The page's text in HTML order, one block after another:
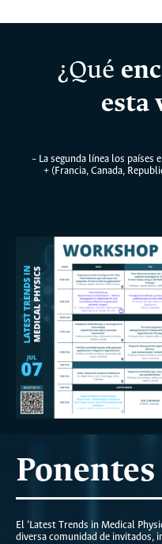
¿Qué
esta
– La segunda línea los países
+ (Francia, Canada,
Ponentes
El ‘Latest Trends in Medical
diversa comunidad de invitados,